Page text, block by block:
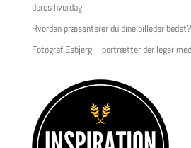
deres hverdag
Hvordan præsenterer du dine billeder bedst?
Fotograf Esbjerg – portrætter der leger